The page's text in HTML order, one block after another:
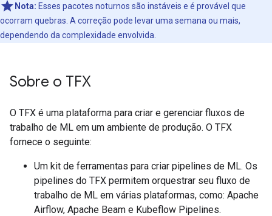
Nota: Esses pacotes noturnos são instáveis ​​e é provável que
ocorram quebras. A correção pode levar uma semana ou mais,
dependendo da complexidade envolvida.
Sobre o TFX
O TFX é uma plataforma para criar e gerenciar fluxos de
trabalho de ML em um ambiente de produção. O TFX
fornece o seguinte:
Um kit de ferramentas para criar pipelines de ML. Os
pipelines do TFX permitem orquestrar seu fluxo de
trabalho de ML em várias plataformas, como: Apache
Airflow, Apache Beam e Kubeflow Pipelines.